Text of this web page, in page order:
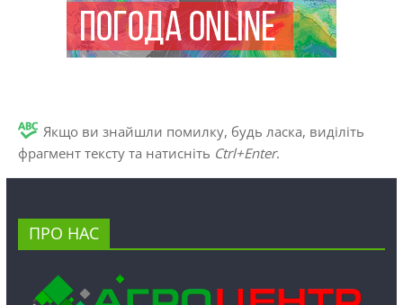
Якщо ви знайшли помилку, будь ласка, виділіть
фрагмент тексту та натисніть Ctrl+Enter.
ПРО НАС